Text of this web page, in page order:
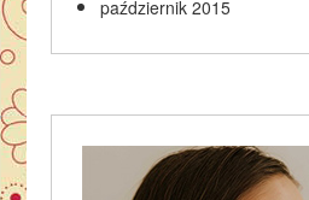
październik 2015